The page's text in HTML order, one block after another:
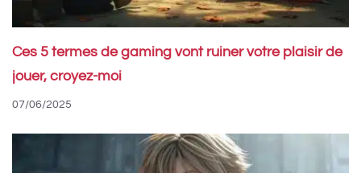
Ces 5 termes de gaming vont ruiner votre plaisir de
jouer, croyez-moi
07/06/2025